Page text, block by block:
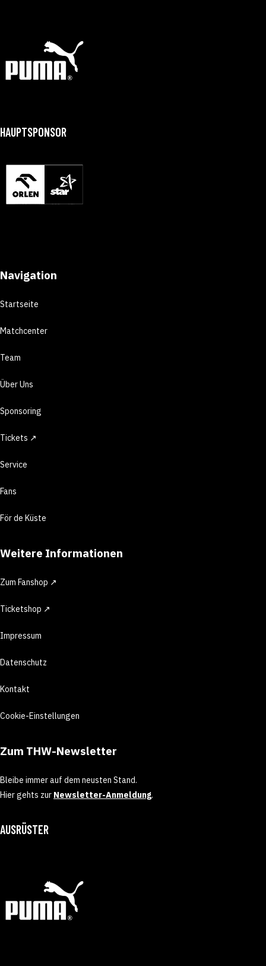
HAUPTSPONSOR
Navigation
Startseite
Matchcenter
Team
Über Uns
Sponsoring
Tickets ↗
Service
Fans
För de Küste
Weitere Informationen
Zum Fanshop ↗
Ticketshop ↗
Impressum
Datenschutz
Kontakt
Cookie-Einstellungen
Zum THW-Newsletter
Bleibe immer auf dem neusten Stand.
Hier gehts zur Newsletter-Anmeldung.
AUSRÜSTER